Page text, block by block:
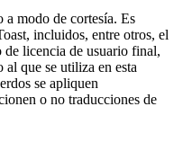
a modo de cortesía. Es
incluidos, entre otros, el
licencia de usuario final,
que se utiliza en esta
se apliquen
o no traducciones de